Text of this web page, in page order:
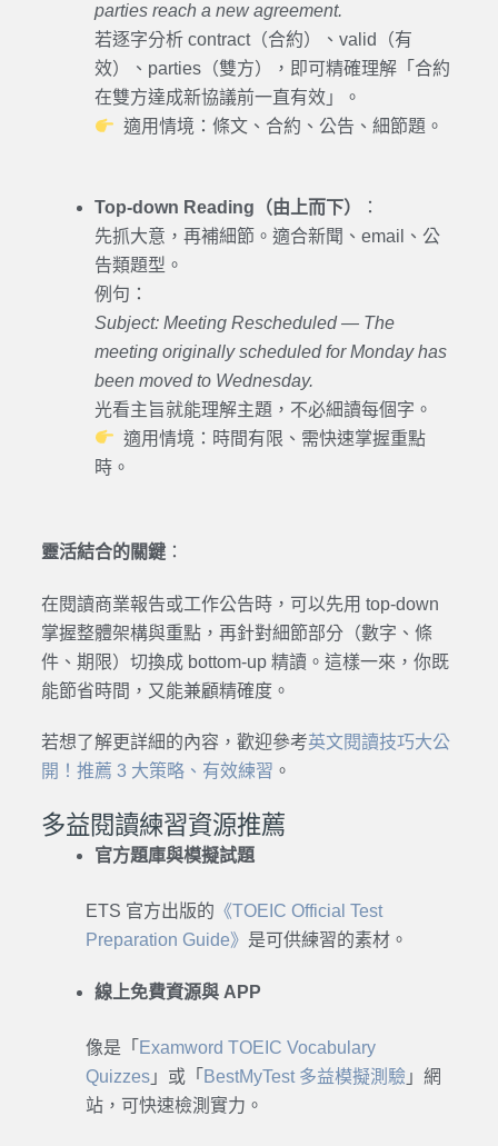
parties reach a new agreement.
若逐字分析 contract（合約）、valid（有
效）、parties（雙方），即可精確理解「合約
在雙方達成新協議前一直有效」。
適用情境：條文、合約、公告、細節題。
Top-down Reading（由上而下）
：
先抓大意，再補細節。適合新聞、email、公
告類題型。
例句：
Subject: Meeting Rescheduled — The
meeting originally scheduled for Monday has
been moved to Wednesday.
光看主旨就能理解主題，不必細讀每個字。
適用情境：時間有限、需快速掌握重點
時。
靈活結合的關鍵：
在閱讀商業報告或工作公告時，可以先用 top-down
掌握整體架構與重點，再針對細節部分（數字、條
件、期限）切換成 bottom-up 精讀。這樣一來，你既
能節省時間，又能兼顧精確度。
若想了解更詳細的內容，歡迎參考英文閱讀技巧大公
開！推薦 3 大策略、有效練習 。
多益閱讀練習資源推薦
官方題庫與模擬試題
ETS 官方出版的 《TOEIC Official Test
Preparation Guide》 是可供練習的素材。
線上免費資源與 APP
像是「 Examword TOEIC Vocabulary
Quizzes」或「 BestMyTest 多益模擬測驗」網
站，可快速檢測實力。